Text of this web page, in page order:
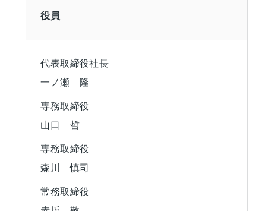
役員
代表取締役社長
一ノ瀬 隆
専務取締役
山口 哲
専務取締役
森川 慎司
常務取締役